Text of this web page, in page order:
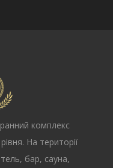
комплекс
На території
бар, сауна,